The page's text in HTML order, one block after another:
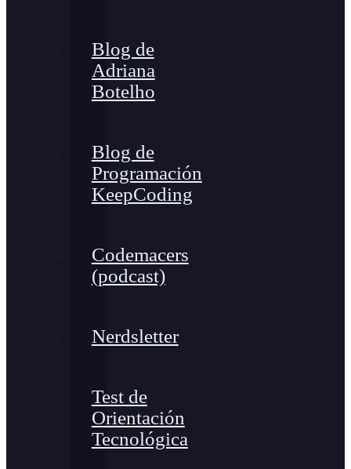
Blog de
Adriana
Botelho
Blog de
Programación
KeepCoding
Codemacers
(podcast)
Nerdsletter
Test de
Orientación
Tecnológica